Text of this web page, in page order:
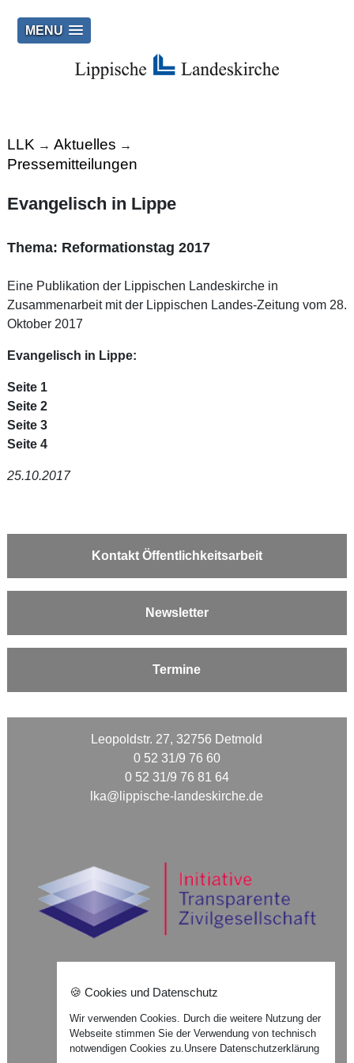
MENU
LLK → Aktuelles →
Pressemitteilungen
Evangelisch in Lippe
Thema: Reformationstag 2017
Eine Publikation der Lippischen Landeskirche in
Zusammenarbeit mit der Lippischen Landes-Zeitung vom 28.
Oktober 2017
Evangelisch in Lippe:
Seite 1
Seite 2
Seite 3
Seite 4
25.10.2017
Kontakt Öffentlichkeitsarbeit
Newsletter
Termine
Leopoldstr. 27, 32756 Detmold
0 52 31/9 76 60
0 52 31/9 76 81 64
lka@lippische-landeskirche.de
Impressum
🍪 Cookies und Datenschutz
Wir verwenden Cookies. Durch die weitere Nutzung der
Webseite stimmen Sie der Verwendung von technisch
notwendigen Cookies zu.Unsere Datenschutzerklärung